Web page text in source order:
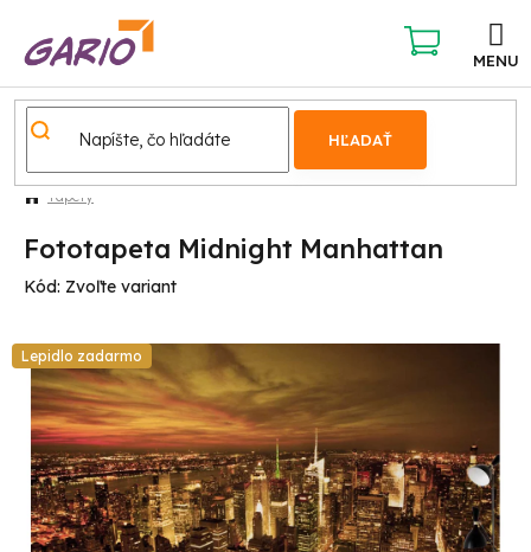
obsah
HĽADAŤ
NÁKUPNÝ
KOŠÍK
Tapety
Fototapeta Midnight Manhattan
Kód: Zvoľte variant
Lepidlo zadarmo